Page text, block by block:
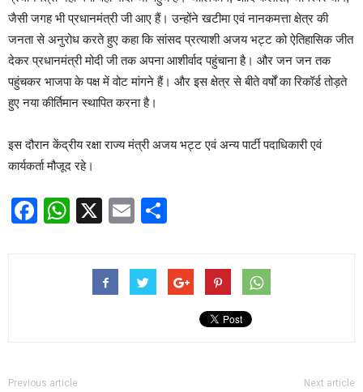
जैसी जगह भी प्रधानमंत्री जी आए हैं। उन्होंने खटीमा एवं नानकमत्ता क्षेत्र की
जनता से अनुरोध करते हुए कहा कि सांसद प्रत्याशी अजय भट्ट को ऐतिहासिक जीत
देकर प्रधानमंत्री मोदी जी तक अपना आशीर्वाद पहुंचाना है। और जन जन तक
पहुंचकर भाजपा के पक्ष में वोट मांगने हैं। और इस क्षेत्र से बीते वर्षों का रिकॉर्ड तोड़ते
हुए नया कीर्तिमान स्थापित करना है।
इस दौरान केंद्रीय रक्षा राज्य मंत्री अजय भट्ट एवं अन्य पार्टी पदाधिकारी एवं
कार्यकर्ता मौजूद रहे।
Facebook
WhatsApp
X Email
Previous article Next article